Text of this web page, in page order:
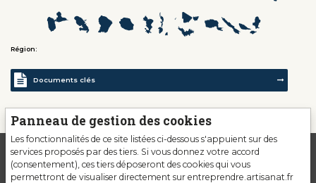
Région:
Documents clés
Panneau de gestion des cookies
Les fonctionnalités de ce site listées ci-dessous s'appuient sur des
services proposés par des tiers. Si vous donnez votre accord
(consentement), ces tiers déposeront des cookies qui vous
permettront de visualiser directement sur entreprendre.artisanat.fr